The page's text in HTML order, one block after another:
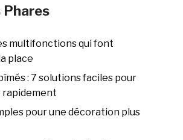
multifonctions qui font
place
: 7 solutions faciles pour
rapidement
pour une décoration plus